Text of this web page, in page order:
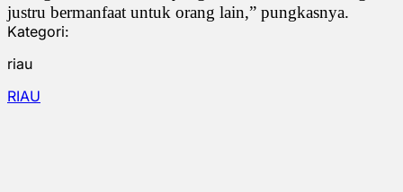
justru bermanfaat untuk orang lain,” pungkasnya.
Kategori:
riau
RIAU